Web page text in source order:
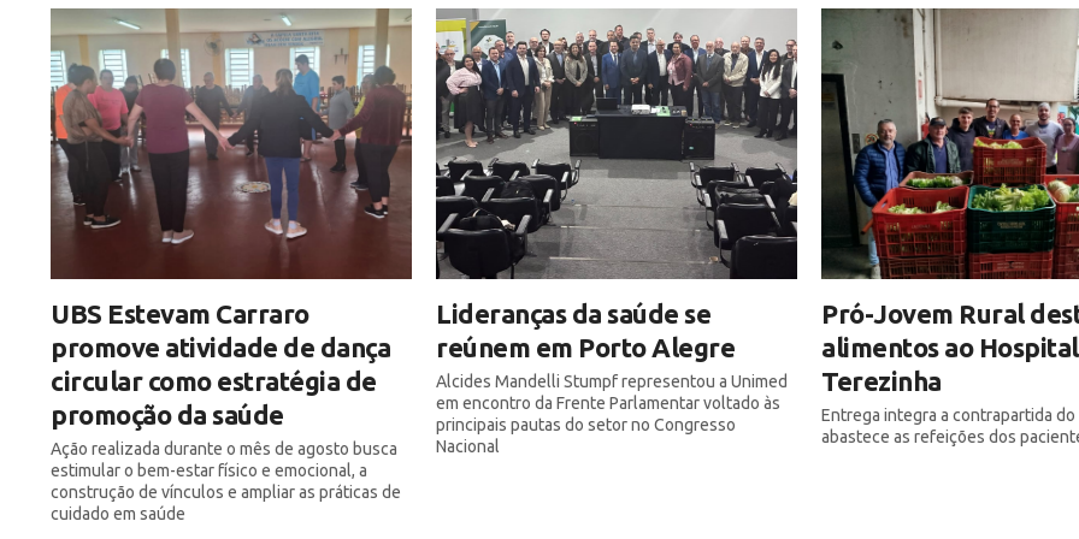
UBS Estevam Carraro
promove atividade de dança
circular como estratégia de
promoção da saúde
Ação realizada durante o mês de agosto busca
estimular o bem-estar físico e emocional, a
construção de vínculos e ampliar as práticas de
cuidado em saúde
Lideranças da saúde se
reúnem em Porto Alegre
Alcides Mandelli Stumpf representou a Unimed
em encontro da Frente Parlamentar voltado às
principais pautas do setor no Congresso
Nacional
Pró-Jovem Rural
alimentos ao
Terezinha
Entrega integra a contrapartida do
abastece as refeições dos